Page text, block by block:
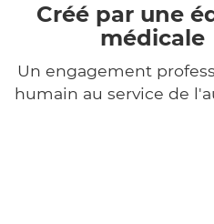
Créé par une
médicale
Un engagement
humain au service de